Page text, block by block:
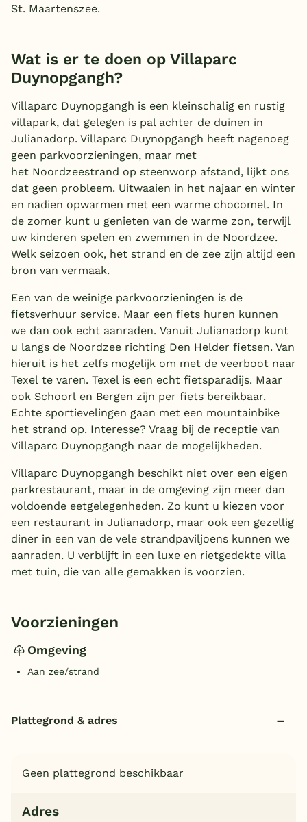
St. Maartenszee.
Wat is er te doen op Villaparc
Duynopgangh?
Villaparc Duynopgangh is een kleinschalig en rustig
villapark, dat gelegen is pal achter de duinen in
Julianadorp. Villaparc Duynopgangh heeft nagenoeg
geen parkvoorzieningen, maar met
het Noordzeestrand op steenworp afstand, lijkt ons
dat geen probleem. Uitwaaien in het najaar en winter
en nadien opwarmen met een warme chocomel. In
de zomer kunt u genieten van de warme zon, terwijl
uw kinderen spelen en zwemmen in de Noordzee.
Welk seizoen ook, het strand en de zee zijn altijd een
bron van vermaak.
Een van de weinige parkvoorzieningen is de
fietsverhuur service. Maar een fiets huren kunnen
we dan ook echt aanraden. Vanuit Julianadorp kunt
u langs de Noordzee richting Den Helder fietsen. Van
hieruit is het zelfs mogelijk om met de veerboot naar
Texel te varen. Texel is een echt fietsparadijs. Maar
ook Schoorl en Bergen zijn per fiets bereikbaar.
Echte sportievelingen gaan met een mountainbike
het strand op. Interesse? Vraag bij de receptie van
Villaparc Duynopgangh naar de mogelijkheden.
Villaparc Duynopgangh beschikt niet over een eigen
parkrestaurant, maar in de omgeving zijn meer dan
voldoende eetgelegenheden. Zo kunt u kiezen voor
een restaurant in Julianadorp, maar ook een gezellig
diner in een van de vele strandpaviljoens kunnen we
aanraden. U verblijft in een luxe en rietgedekte villa
met tuin, die van alle gemakken is voorzien.
Voorzieningen
Omgeving
Aan zee/strand
Plattegrond & adres
Geen plattegrond beschikbaar
Adres